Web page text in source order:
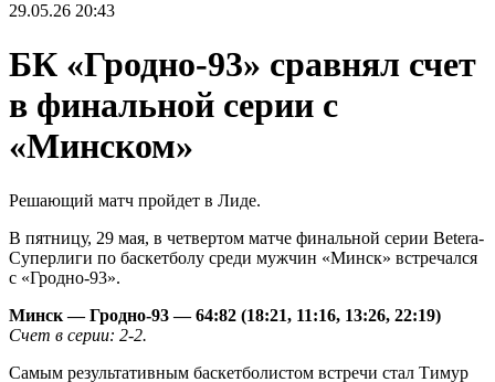
29.05.26 20:43
БК «Гродно-93» сравнял счет
в финальной серии с
«Минском»
Решающий матч пройдет в Лиде.
В пятницу, 29 мая, в четвертом матче финальной серии Betera-
Суперлиги по баскетболу среди мужчин «Минск» встречался
с «Гродно-93».
Минск — Гродно-93 — 64:82 (18:21, 11:16, 13:26, 22:19)
Счет в серии: 2-2.
Самым результативным баскетболистом встречи стал Тимур